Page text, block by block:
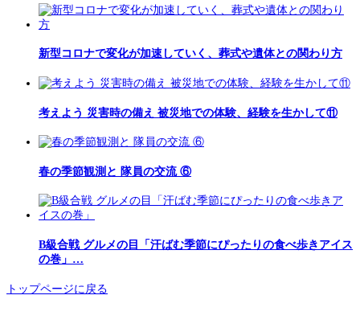
新型コロナで変化が加速していく、葬式や遺体との関わり方
考えよう 災害時の備え 被災地での体験、経験を生かして⑪
春の季節観測と 隊員の交流 ⑥
B級合戦 グルメの目「汗ばむ季節にぴったりの食べ歩きアイス
の巻」…
トップページに戻る